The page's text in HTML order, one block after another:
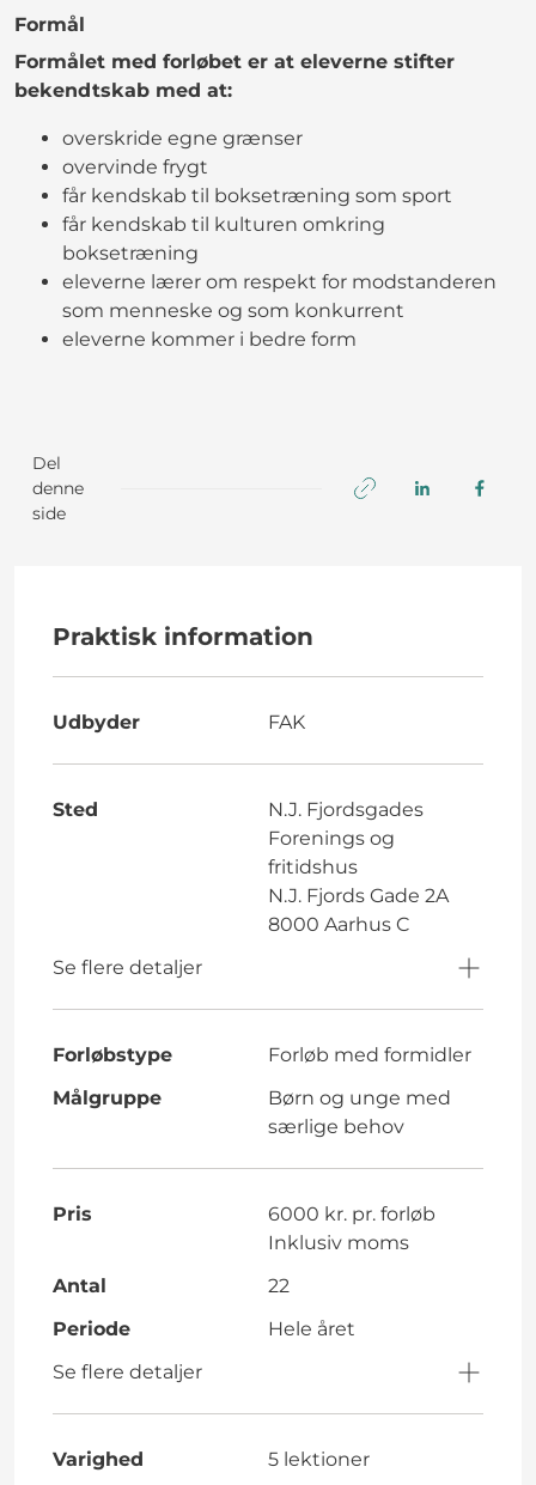
Formål
Formålet med forløbet er at eleverne stifter
bekendtskab med at:
overskride egne grænser
overvinde frygt
får kendskab til boksetræning som sport
får kendskab til kulturen omkring
boksetræning
eleverne lærer om respekt for modstanderen
som menneske og som konkurrent
eleverne kommer i bedre form
Del
denne
side
Praktisk information
Udbyder FAK
Sted
N.J. Fjordsgades
Forenings og
fritidshus
N.J. Fjords Gade 2A
8000 Aarhus C
Se flere detaljer
Forløbstype
Forløb med formidler
Målgruppe
Børn og unge med
særlige behov
Pris
6000 kr. pr. forløb
Inklusiv moms
Antal
22
Periode
Hele året
Se flere detaljer
Varighed 5 lektioner